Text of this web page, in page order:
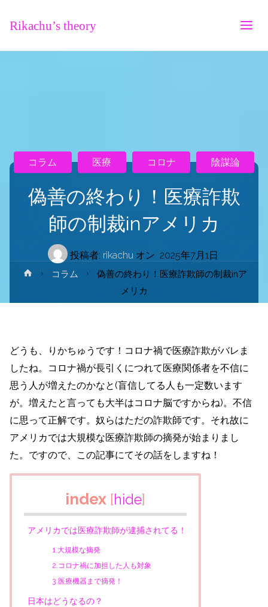
Rikachu’s theory
偽善の終わり！医療詐欺
師の制裁inアメリカ
投稿者: rikachu オン 2025年7月1日
コラム 医療 コロナ 陰謀論
ホ
ム
コラム
偽善の終わり！医療詐欺師の制裁inア
メリカ
どうも、りかちゅうです！コロナ禍で医療詐欺がバレま
したね。コロナ禍が長引くにつれて医療関係者を不信に
思う人が増えたのかなと(盲信してる人も一定数います
が。増えたと言っても大半はコロナ脳ですからね)。不信
に思って正解です。奴らはただの詐欺師です。それ故に
アメリカでは大規模な医療詐欺師の摘発が始まりまし
た。ですので、この記事にてその話をしますね！
index [hide]
アメリカでは医療詐欺師が逮捕されてる！
1.大規模な摘発
2.コロナ禍に加担した人も対象
3.医療機器まで摘発！
日本はどうなるの？